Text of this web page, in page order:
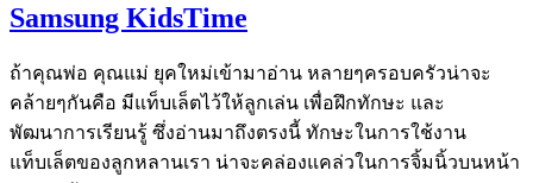
Samsung KidsTime
ถ้าคุณพ่อ คุณแม่ ยุคใหม่เข้ามาอ่าน หลายๆครอบครัวน่าจะ
คล้ายๆกันคือ มีแท็บเล็ตไว้ให้ลูกเล่น เพื่อฝึกทักษะ และ
พัฒนาการเรียนรู้ ซึ่งอ่านมาถึงตรงนี้ ทักษะในการใช้งาน
แท็บเล็ตของลูกหลานเรา น่าจะคล่องแคล่วในการจิ้มนิ้วบนหน้า